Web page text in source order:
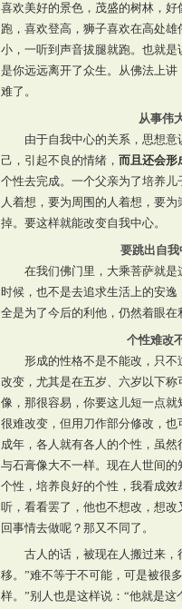
喜欢美好的景色，茂盛的树林，
跑，喜欢登高，狮子喜欢在高处
小，一听到声音拔腿就跑。也就
是你远远离开了众生。从佛法上
难了。
从事伟
由于自我中心的关系，思想
己，引起不良的情绪， 而且还会形
个性去完成。一个父亲为了培养
人着想，要为周围的人着想，要
掉。要这样就能改变自我中心。
要跳出自
在我们佛门里，大乘菩萨就
时候，也不是去追求生活上的安
全是为了今后的利他，仍然着眼
个性难改
形成的性格不是不能改，只
改变，尤其是在五岁、六岁以下
像，那很容易，你要这儿短一点
很难改变，但用刀作部分修改，
成年，各人就有各人的个性，虽
与石膏像大不一样。现在人世间
个性，培养良好的个性，我看成
听，看看罢了，他也不想改，想
回事情去做呢？那又不同了。
古人的话，被现在人搬过来
移。”难不等于不可能，可是被很
样。”别人也是这样说：“他就是